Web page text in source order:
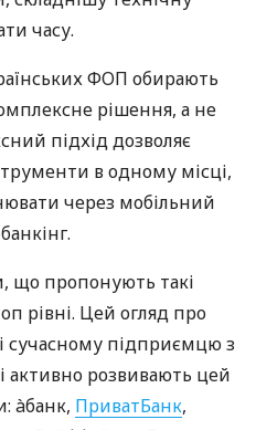
часу.
ФОП обирають
рішення, а не
підхід дозволяє
в одному місці,
через мобільний
що пропонують такі
рівні. Цей огляд про
сучасному підприємцю з
активно розвивають цей
àбанк, ПриватБанк,